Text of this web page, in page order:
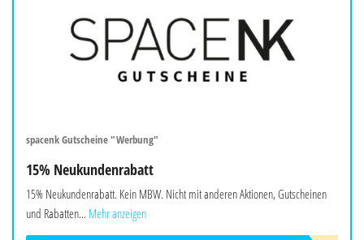
spacenk Gutscheine "Werbung"
15% Neukundenrabatt
15% Neukundenrabatt. Kein MBW. Nicht mit anderen Aktionen, Gutscheinen
und Rabatten... Mehr anzeigen